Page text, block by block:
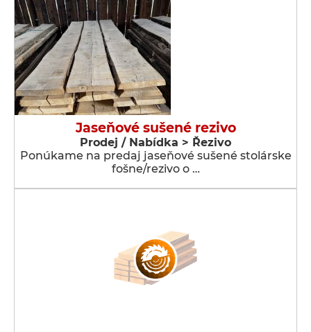
Jaseňové sušené rezivo
Prodej / Nabídka > Řezivo
Ponúkame na predaj jaseňové sušené stolárske
fošne/rezivo o …